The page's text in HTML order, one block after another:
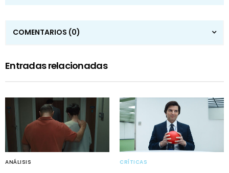
COMENTARIOS (0)
Entradas relacionadas
ANÁLISIS CRÍTICAS